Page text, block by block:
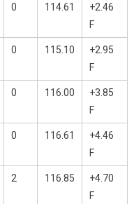
0 114.61
+2.46
F
0 115.10
+2.95
F
0 116.00
+3.85
F
0 116.61
+4.46
F
2 116.85
+4.70
F